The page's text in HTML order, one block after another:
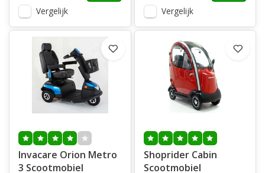
Vergelijk Vergelijk
Invacare Orion Metro
3 Scootmobiel
Shoprider Cabin
Scootmobiel